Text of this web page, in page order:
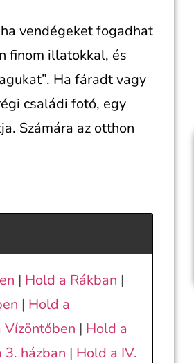
vendégeket fogadhat
finom illatokkal, és
Ha fáradt vagy
családi fotó, egy
Számára az otthon
| Hold a Rákban |
| Hold a
Vízöntőben | Hold a
3. házban | Hold a IV.